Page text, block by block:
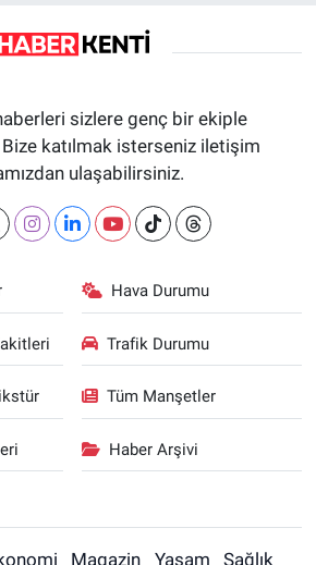
sizlere genç bir ekiple
Bize katılmak isterseniz iletişim
ulaşabilirsiniz.
Hava Durumu
Trafik Durumu
Tüm Manşetler
Haber Arşivi
Magazin Yaşam Sağlık